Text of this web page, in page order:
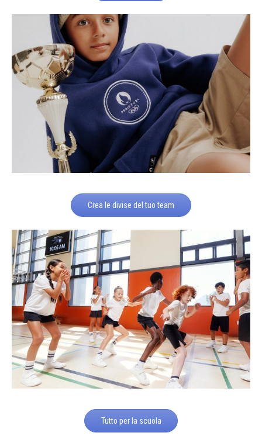
Crea le divise del tuo team
Tutto per la scuola